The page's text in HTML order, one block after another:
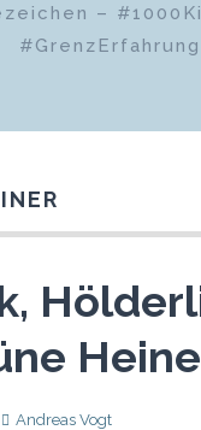
–
#GrenzErfahrung
Andreas Vogt